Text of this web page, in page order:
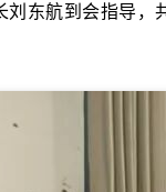
东航到会指导，